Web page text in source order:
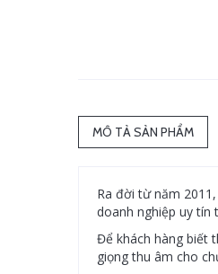
MÔ TẢ SẢN PHẨM
Ra đời từ năm
doanh nghiệp uy tín
Để khách hàng biết
giọng thu âm cho